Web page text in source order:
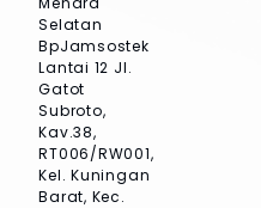
Selatan
BpJamsostek
Lantai 12 Jl.
Gatot
Subroto,
Kav.38,
RT006/RW001,
Kel. Kuningan
Barat, Kec.